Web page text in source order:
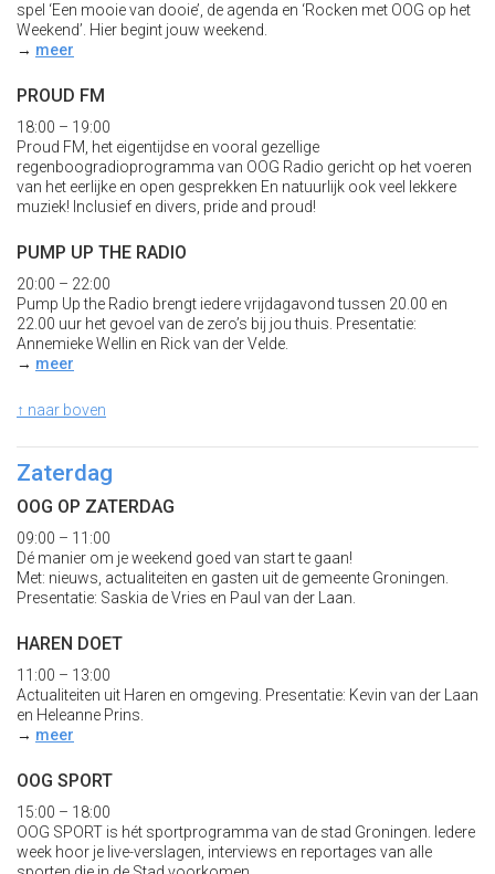
spel ‘Een mooie van dooie’, de agenda en ‘Rocken met OOG op het
Weekend’. Hier begint jouw weekend.
→ meer
PROUD FM
18:00 – 19:00
Proud FM, het eigentijdse en vooral gezellige
regenboogradioprogramma van OOG Radio gericht op het voeren
van het eerlijke en open gesprekken En natuurlijk ook veel lekkere
muziek! Inclusief en divers, pride and proud!
PUMP UP THE RADIO
20:00 – 22:00
Pump Up the Radio brengt iedere vrijdagavond tussen 20.00 en
22.00 uur het gevoel van de zero’s bij jou thuis. Presentatie:
Annemieke Wellin en Rick van der Velde.
→ meer
↑ naar boven
Zaterdag
OOG OP ZATERDAG
09:00 – 11:00
Dé manier om je weekend goed van start te gaan!
Met: nieuws, actualiteiten en gasten uit de gemeente Groningen.
Presentatie: Saskia de Vries en Paul van der Laan.
HAREN DOET
11:00 – 13:00
Actualiteiten uit Haren en omgeving. Presentatie: Kevin van der Laan
en Heleanne Prins.
→ meer
OOG SPORT
15:00 – 18:00
OOG SPORT is hét sportprogramma van de stad Groningen. Iedere
week hoor je live-verslagen, interviews en reportages van alle